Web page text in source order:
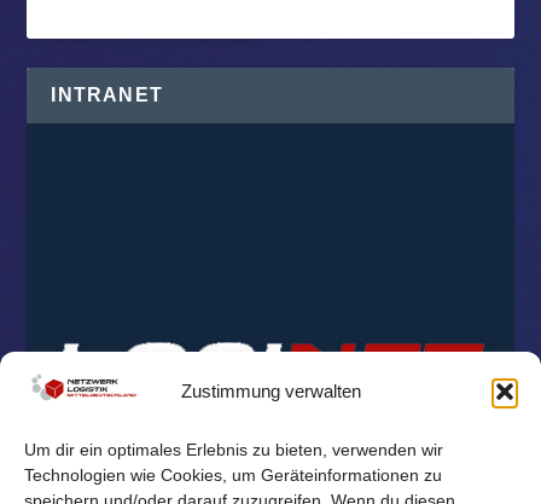
Zustimmung verwalten
Um dir ein optimales Erlebnis zu bieten, verwenden wir
Technologien wie Cookies, um Geräteinformationen zu
speichern und/oder darauf zuzugreifen. Wenn du diesen
INTRANET